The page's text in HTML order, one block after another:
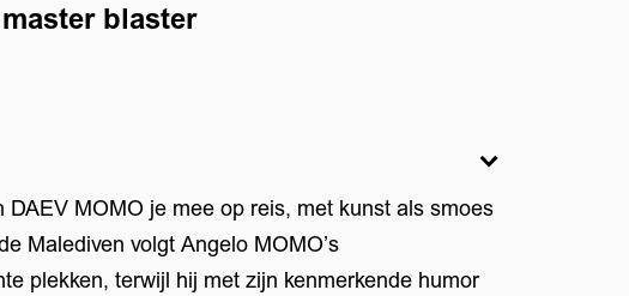
blaster
MOMO je mee op reis, met kunst als smoes
Malediven volgt Angelo MOMO’s
plekken, terwijl hij met zijn kenmerkende humor